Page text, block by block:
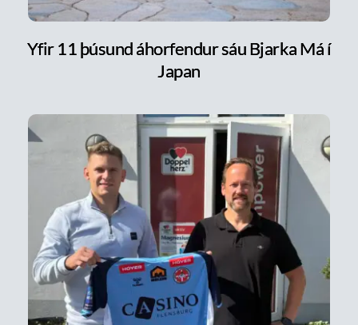
Yfir 11 þúsund áhorfendur sáu Bjarka Má í
Japan